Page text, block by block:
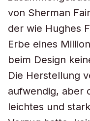
von Sherman
der wie Hughes
Erbe eines
beim Design
Die Herstellung
aufwendig, aber
leichtes und